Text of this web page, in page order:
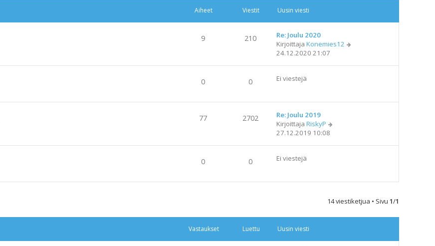
Aiheet Viestit Uusin viesti
9 210
Re: Joulu 2020
Kirjoittaja Konemies12
24.12.2020 21:07
0 0 Ei viestejä
77 2702
Re: Joulu 2019
Kirjoittaja RiskyP
n
s
27.12.2019 10:08
0 0 Ei viestejä
14 viestiketjua • Sivu 1/1
Vastaukset Luettu Uusin viesti